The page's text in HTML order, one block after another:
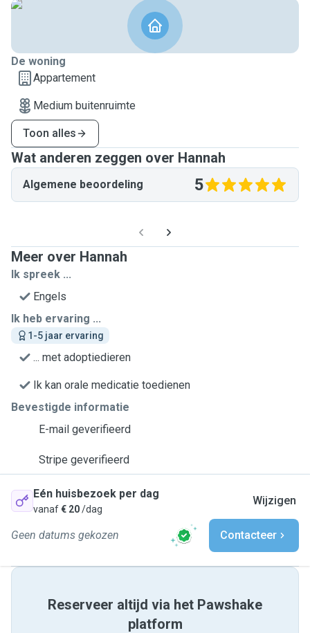
De woning
Appartement
Medium buitenruimte
Toon alles
Wat anderen zeggen over Hannah
Algemene beoordeling 5
Meer over Hannah
Ik spreek ...
Engels
Ik heb ervaring ...
1-5 jaar ervaring
... met adoptiedieren
Ik kan orale medicatie toedienen
Bevestigde informatie
E-mail geverifieerd
Stripe geverifieerd
Eén huisbezoek per dag
vanaf€ 20/dag
Wijzigen
Geen datums gekozen Contacteer
Reserveer altijd via het Pawshake
platform